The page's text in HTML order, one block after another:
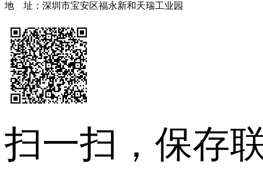
地 址：深圳市宝安区福永新和天瑞工业园
扫一扫，保存